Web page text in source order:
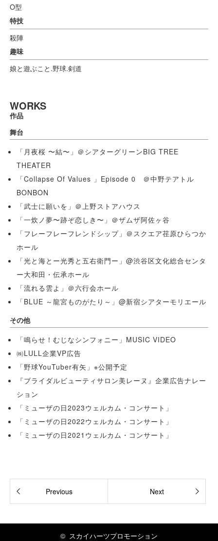
O型
特技
殺陣
趣味
娘と遊ぶこと.野球.剣道
WORKS
作品
舞台
「月夜桜 〜結〜」＠シアターグリーンBIG TREE
THEATER
「Collapse Of Values 」Episode 0 ＠中野テアトル
BONBON
「武士に願いを」＠上野ストアハウス
「一炊ノ夢〜跡ぞ恋しき〜」＠ザムザ阿佐ヶ谷
「フレーフレーフレンドシップ」＠スクエア荏原ひらつか
ホール
「光と海とー光秀と五右衛門ー」@渋谷区文化総合センタ
ー大和田・伝承ホール
「流れる雲よ」＠六行会ホール
「BLUE ～龍宮ものがたり～」@新宿シアターモリエール
その他
「鳴らせ！むじなシンフォニー」MUSIC VIDEO
㈱LULL企業VP広告
「野球YouTuber有矢」※公開予定
『ブライダルビューティサロン美レーヌ』企業広告ナレー
ション
「ミューザの日2023ウェルカム・コンサート」
「ミューザの日2022ウェルカム・コンサート」
「ミューザの日2021ウェルカム・コンサート」
Previous Next
© スカイハーツプロモーション